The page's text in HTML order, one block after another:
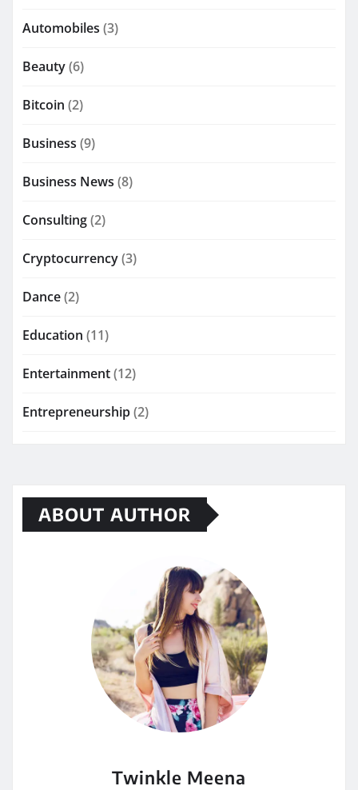
Automobiles (3)
Beauty(6)
Bitcoin (2)
Business (9)
Business News (8)
Consulting(2)
Cryptocurrency(3)
Dance(2)
Education (11)
Entertainment(12)
Entrepreneurship(2)
ABOUT AUTHOR
Twinkle Meena